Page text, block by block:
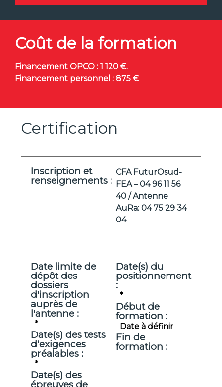
Coût de la formation
Financement OPCO : 1 120 €.
Financement personnel : 875 €
Certification
Inscription et
renseignements :
CFA FuturOsud-
FEA – 04 96 11 56
40 / Antenne
AuRa: 04 75 29 34
04
Date limite de
dépôt des
dossiers
d'inscription
auprès de
l'antenne :
*
Date(s) des tests
d'exigences
préalables :
*
Date(s) des
épreuves de
Date(s) du
positionnement
:
*
Début de
formation :
Date à définir
Fin de
formation :